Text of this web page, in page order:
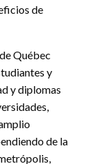
de
Québec
y
y diplomas
de la